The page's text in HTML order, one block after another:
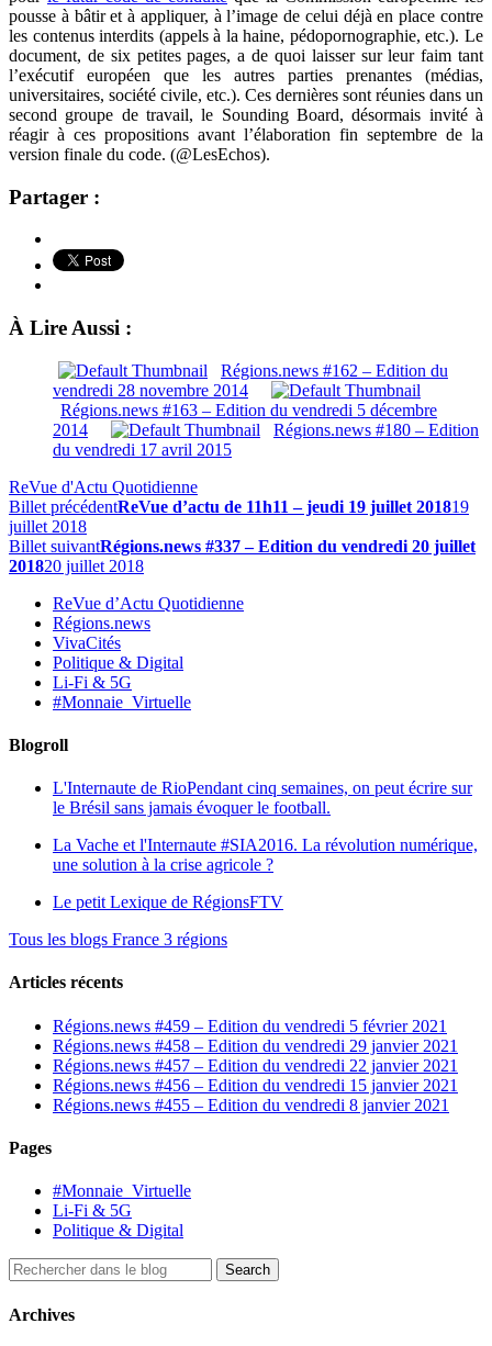
pousse à bâtir et à appliquer, à l’image de celui déjà en place contre
les contenus interdits (appels à la haine, pédopornographie, etc.). Le
document, de six petites pages, a de quoi laisser sur leur faim tant
l’exécutif européen que les autres parties prenantes (médias,
universitaires, société civile, etc.). Ces dernières sont réunies dans un
second groupe de travail, le Sounding Board, désormais invité à
réagir à ces propositions avant l’élaboration fin septembre de la
version finale du code. (@LesEchos).
Partager :
À Lire Aussi :
Régions.news #162 – Edition du
vendredi 28 novembre 2014
Régions.news #163 – Edition du vendredi 5 décembre
2014
Régions.news #180 – Edition
du vendredi 17 avril 2015
ReVue d'Actu Quotidienne
Billet précédentReVue d’actu de 11h11 – jeudi 19 juillet 201819
juillet 2018
Billet suivantRégions.news #337 – Edition du vendredi 20 juillet
201820 juillet 2018
ReVue d’Actu Quotidienne
Régions.news
VivaCités
Politique & Digital
Li-Fi & 5G
#Monnaie_Virtuelle
Blogroll
L'Internaute de RioPendant cinq semaines, on peut écrire sur
le Brésil sans jamais évoquer le football.
La Vache et l'Internaute #SIA2016. La révolution numérique,
une solution à la crise agricole ?
Le petit Lexique de RégionsFTV
Tous les blogs France 3 régions
Articles récents
Régions.news #459 – Edition du vendredi 5 février 2021
Régions.news #458 – Edition du vendredi 29 janvier 2021
Régions.news #457 – Edition du vendredi 22 janvier 2021
Régions.news #456 – Edition du vendredi 15 janvier 2021
Régions.news #455 – Edition du vendredi 8 janvier 2021
Pages
#Monnaie_Virtuelle
Li-Fi & 5G
Politique & Digital
Archives